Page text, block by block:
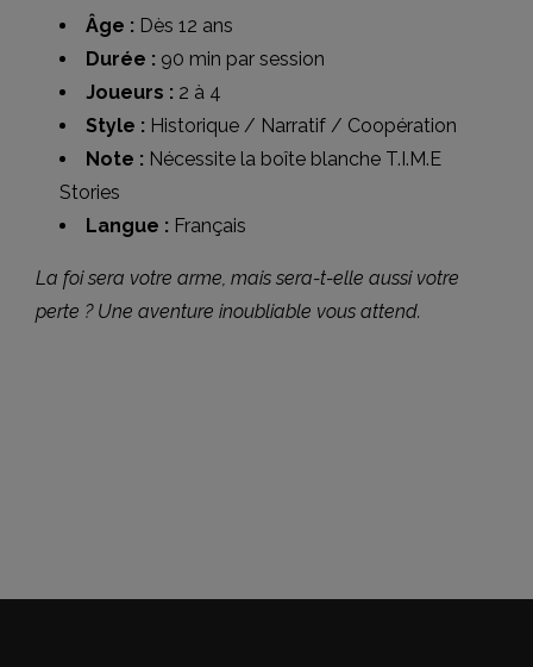
Âge : Dès 12 ans
Durée : 90 min par session
Joueurs : 2 à 4
Style : Historique / Narratif / Coopération
Note : Nécessite la boîte blanche T.I.M.E
Stories
Langue : Français
La foi sera votre arme, mais sera-t-elle aussi votre
perte ? Une aventure inoubliable vous attend.